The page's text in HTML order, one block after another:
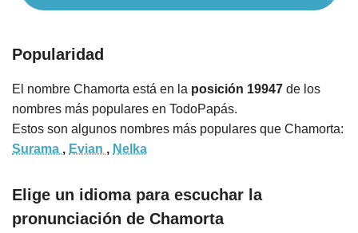
Popularidad
El nombre Chamorta está en la posición 19947 de los
nombres más populares en TodoPapás.
Estos son algunos nombres más populares que Chamorta:
Surama , Evian , Nelka
Elige un idioma para escuchar la
pronunciación de Chamorta